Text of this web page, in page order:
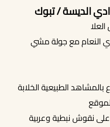
الديسة / تبوك
النعام مع جولة مشي
الطبيعية الخلابة
على نقوش نبطية وعربية